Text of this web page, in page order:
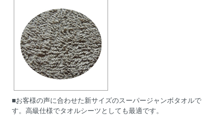
■お客様の声に合わせた新サイズのスーパージャンボタオルで
す。高級仕様でタオルシーツとしても最適です。